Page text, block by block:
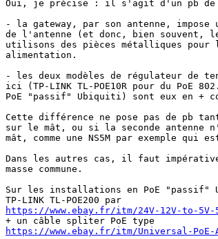
Oui, je précise : il s'agit d'un pb de
- la gateway, par son antenne, impose
de l'antenne (et donc, bien souvent,
utilisons des pièces métalliques
alimentation.
- les deux modèles de régulateur de
ici (TP-LINK TL-POE10R pour du PoE
PoE "passif" Ubiquiti) sont eux en +
Cette différence ne pose pas de pb
sur le mât, ou si la seconde antenne
mât, comme une NS5M par exemple qui
Dans les autres cas, il faut
masse commune.
Sur les installations en PoE "passif"
https://www.ebay.fr/itm/24V-12V-to-5V-
https://www.ebay.fr/itm/Universal-PoE-